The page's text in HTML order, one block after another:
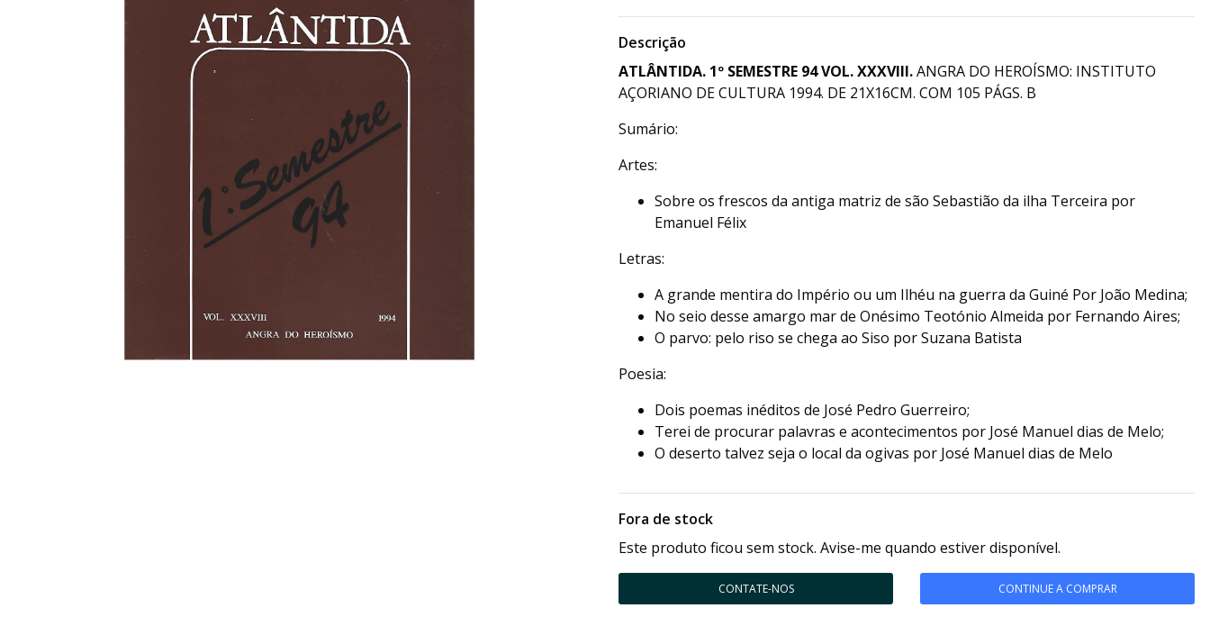
Descrição
ATLÂNTIDA. 1º SEMESTRE 94VOL.XXXVIII.ANGRA DO HEROÍSMO: INSTITUTO
AÇORIANO DE CULTURA 1994. DE 21X16CM. COM 105 PÁGS. B
Sumário:
Artes:
Sobre os frescos da antiga matriz de são Sebastião da ilha Terceira por
Emanuel Félix
Letras:
A grande mentira do Império ou um Ilhéu na guerra da Guiné Por João Medina;
No seio desse amargo mar de Onésimo Teotónio Almeida por Fernando Aires;
O parvo: pelo riso se chega ao Siso por Suzana Batista
Poesia:
Dois poemas inéditos de José Pedro Guerreiro;
Terei de procurar palavras e acontecimentos por José Manuel dias de Melo;
O deserto talvez seja o local da ogivas por José Manuel dias de Melo
Fora de stock
Este produto ficou sem stock. Avise-me quando estiver disponível.
CONTATE-NOS CONTINUE A COMPRAR